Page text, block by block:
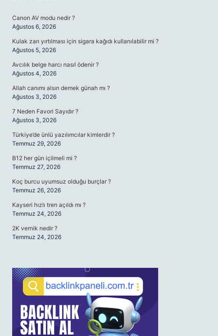
SIDEBAR
Canon AV modu nedir ?
Ağustos 6, 2026
Kulak zarı yırtılması için sigara kağıdı kullanılabilir mi ?
Ağustos 5, 2026
Avcılık belge harcı nasıl ödenir ?
Ağustos 4, 2026
Allah canımı alsın demek günah mı ?
Ağustos 3, 2026
7 Neden Favori Sayıdır ?
Ağustos 3, 2026
Türkiye’de ünlü yazılımcılar kimlerdir ?
Temmuz 29, 2026
B12 her gün içilmeli mi ?
Temmuz 27, 2026
Koç burcu uyumsuz olduğu burçlar ?
Temmuz 26, 2026
Kayseri hızlı tren açıldı mı ?
Temmuz 24, 2026
2K vernik nedir ?
Temmuz 24, 2026